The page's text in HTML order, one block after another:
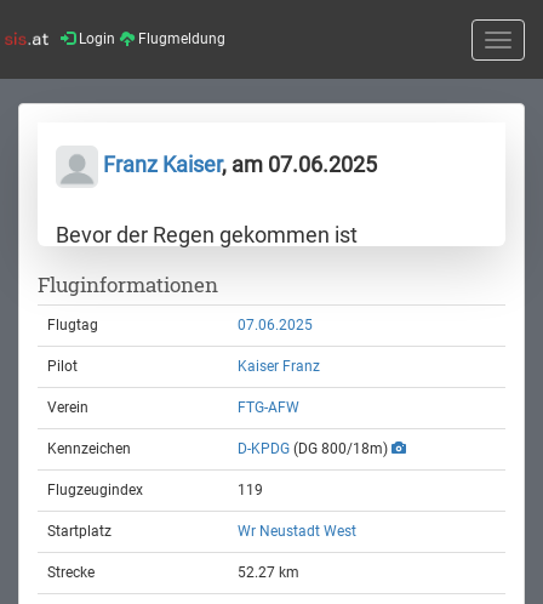
Login Flugmeldung
Toggle
Franz Kaiser, am 07.06.2025
Bevor der Regen gekommen ist
Fluginformationen
Flugtag 07.06.2025
Pilot Kaiser Franz
Verein FTG-AFW
Kennzeichen D-KPDG (DG 800/18m)
Flugzeugindex 119
Startplatz Wr Neustadt West
Strecke 52.27 km